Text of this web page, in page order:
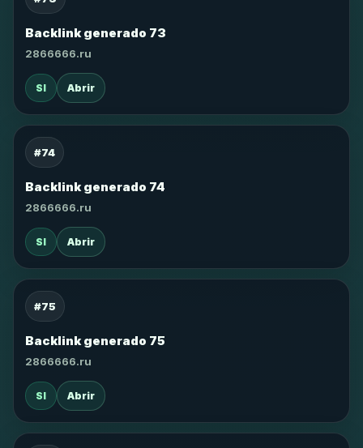
Backlink generado 73
2866666.ru
SI Abrir
#74
Backlink generado 74
2866666.ru
SI Abrir
#75
Backlink generado 75
2866666.ru
SI Abrir